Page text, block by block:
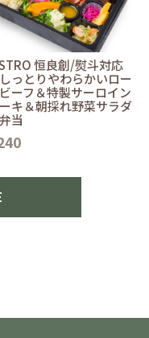
恒良創/熨斗対応
っとりやわらかいロー
ーフ＆特製サーロイン
キ＆朝採れ野菜サラダ
当